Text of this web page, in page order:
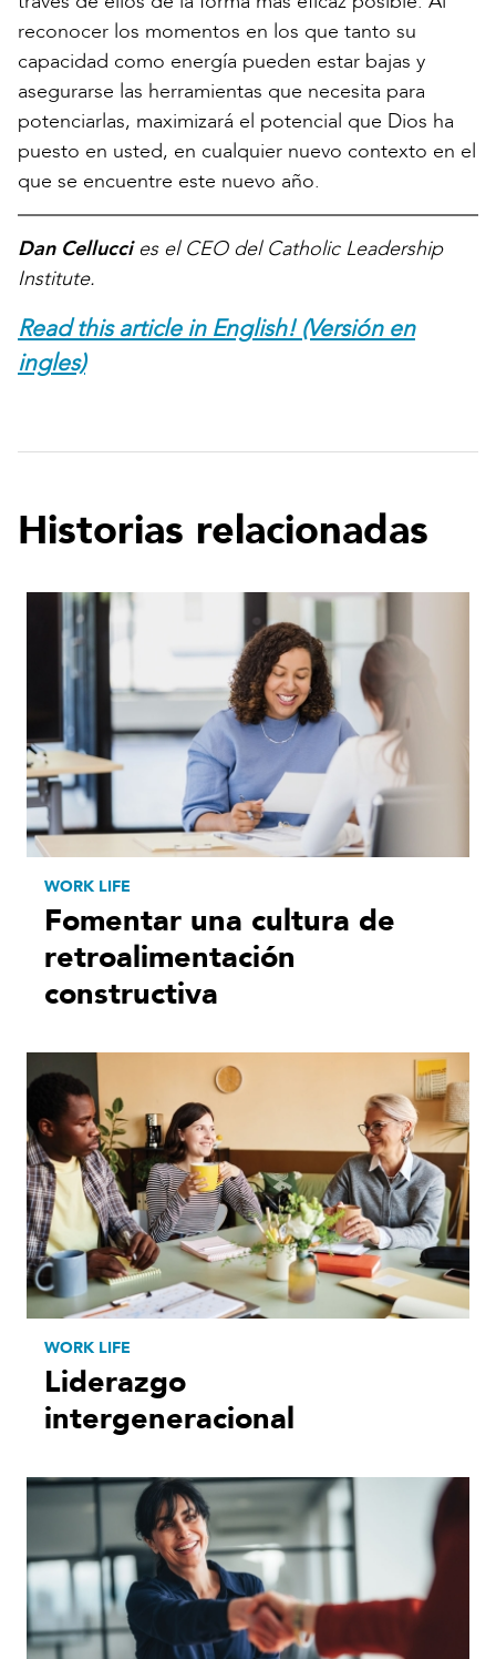
reconocer los momentos en los que tanto su
capacidad como energía pueden estar bajas y
asegurarse las herramientas que necesita para
potenciarlas, maximizará el potencial que Dios ha
puesto en usted, en cualquier nuevo contexto en el
que se encuentre este nuevo año.
Dan Celluccies el CEO del Catholic Leadership
Institute.
Read this article in English! (Versión en
ingles)
Historias relacionadas
WORK LIFE
Fomentar una cultura de
retroalimentación
constructiva
WORK LIFE
Liderazgo
intergeneracional